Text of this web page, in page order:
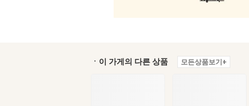
ㆍ이 가게의 다른 상품 모든상품보기+